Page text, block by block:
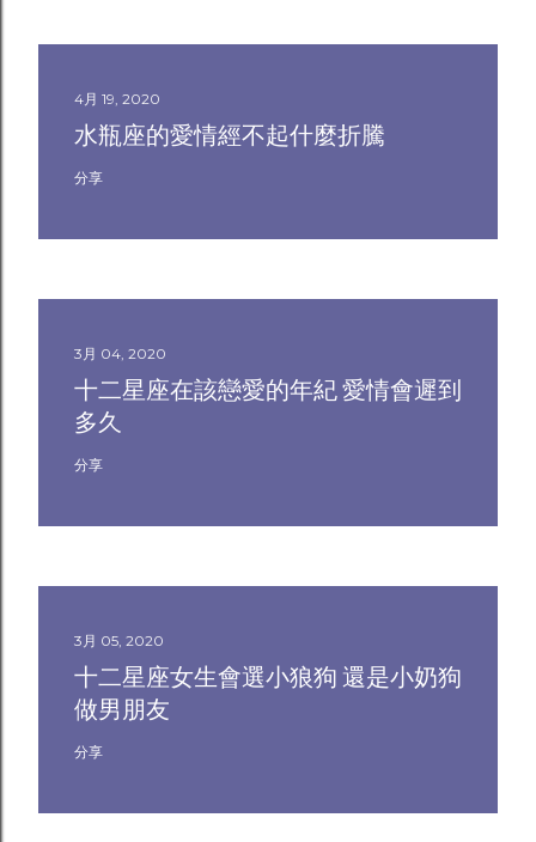
4月 19, 2020
水瓶座的愛情經不起什麼折騰
分享
3月 04, 2020
十二星座在該戀愛的年紀 愛情會遲到
多久
分享
3月 05, 2020
十二星座女生會選小狼狗 還是小奶狗
做男朋友
分享